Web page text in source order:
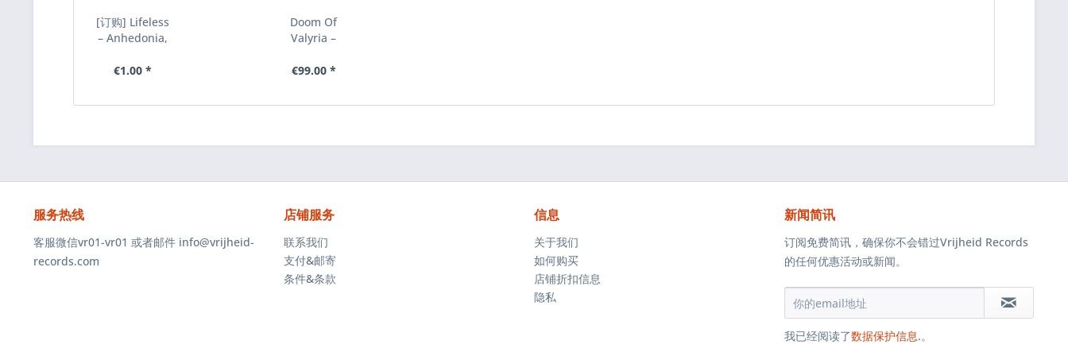
[订购] Lifeless
– Anhedonia,
1|109]
€1.00 *
Doom Of
Valyria ‎–
€99.00 *
服务热线
客服微信vr01-vr01 或者邮件 info@vrijheid-
records.com
店铺服务
联系我们
支付&邮寄
条件&条款
信息
关于我们
如何购买
店铺折扣信息
隐私
新闻简讯
订阅免费简讯，确保你不会错过Vrijheid Records
的任何优惠活动或新闻。
我已经阅读了数据保护信息.。